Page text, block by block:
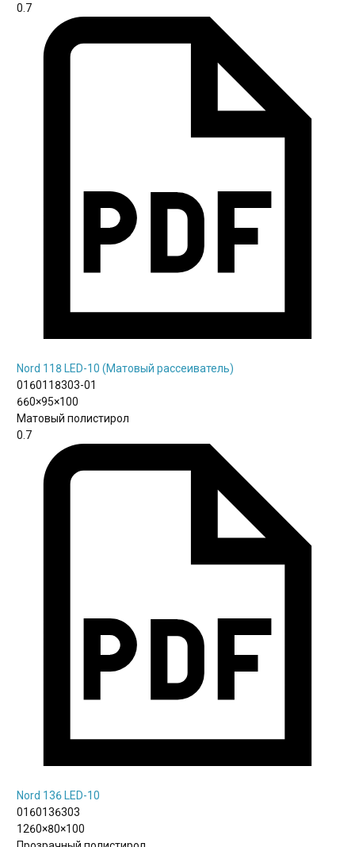
0.7
Nord 118 LED-10 (Матовый рассеиватель)
0160118303-01
660×95×100
Матовый полистирол
0.7
Nord 136 LED-10
0160136303
1260×80×100